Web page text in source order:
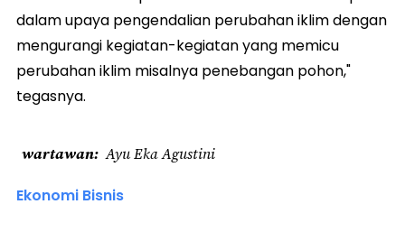
dalam upaya pengendalian perubahan iklim dengan
mengurangi kegiatan-kegiatan yang memicu
perubahan iklim misalnya penebangan pohon,"
tegasnya.
wartawan Ayu Eka Agustini
Ekonomi Bisnis